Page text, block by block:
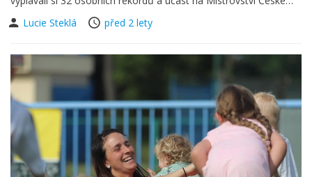
Lucie Steklá
před 2 lety